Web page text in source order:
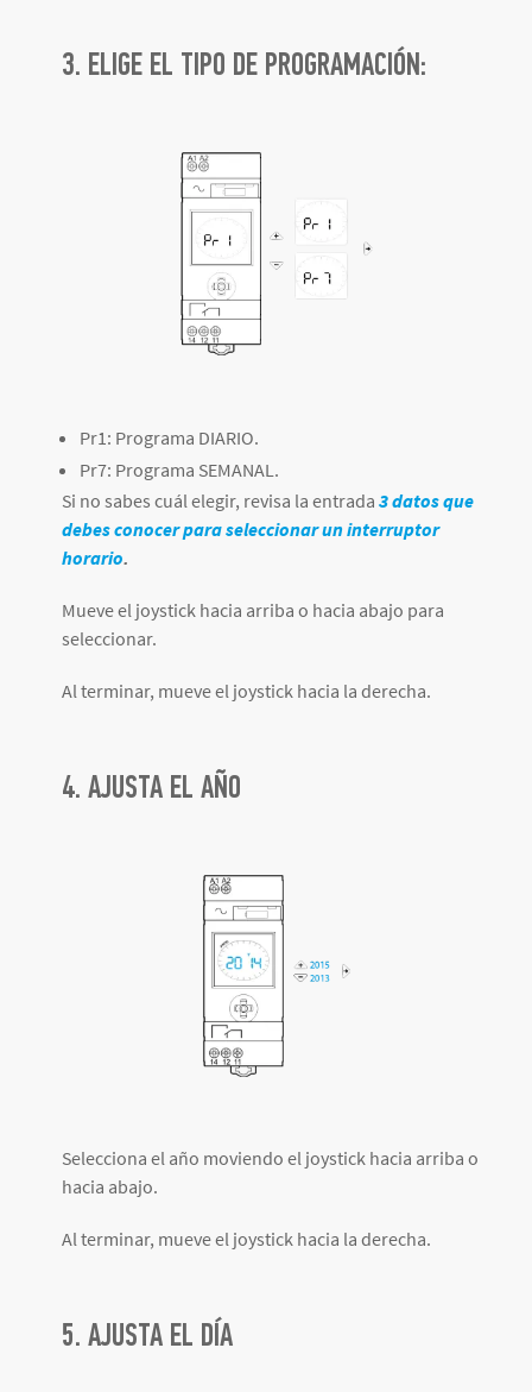
3. ELIGE EL TIPO DE PROGRAMACIÓN:
Pr1: Programa DIARIO.
Pr7: Programa SEMANAL.
Si no sabes cuál elegir, revisa la entrada 3 datos que
debes conocer para seleccionar un interruptor
horario.
Mueve el joystick hacia arriba o hacia abajo para
seleccionar.
Al terminar, mueve el joystick hacia la derecha.
4. AJUSTA EL AÑO
Selecciona el año moviendo el joystick hacia arriba o
hacia abajo.
Al terminar, mueve el joystick hacia la derecha.
5. AJUSTA EL DÍA